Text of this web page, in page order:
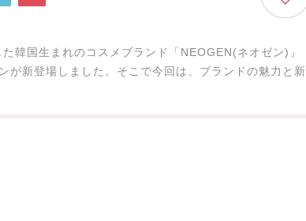
韓国生まれのコスメブランド「NEOGEN(ネオゼン)」
が新登場しました。そこで今回は、ブランドの魅力と新